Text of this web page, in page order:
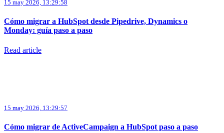
15 may 2026, 13:29:58
Cómo migrar a HubSpot desde Pipedrive, Dynamics o
Monday: guía paso a paso
Read article
15 may 2026, 13:29:57
Cómo migrar de ActiveCampaign a HubSpot paso a paso